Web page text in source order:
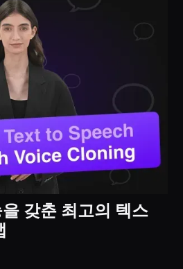
갖춘 최고의 텍스